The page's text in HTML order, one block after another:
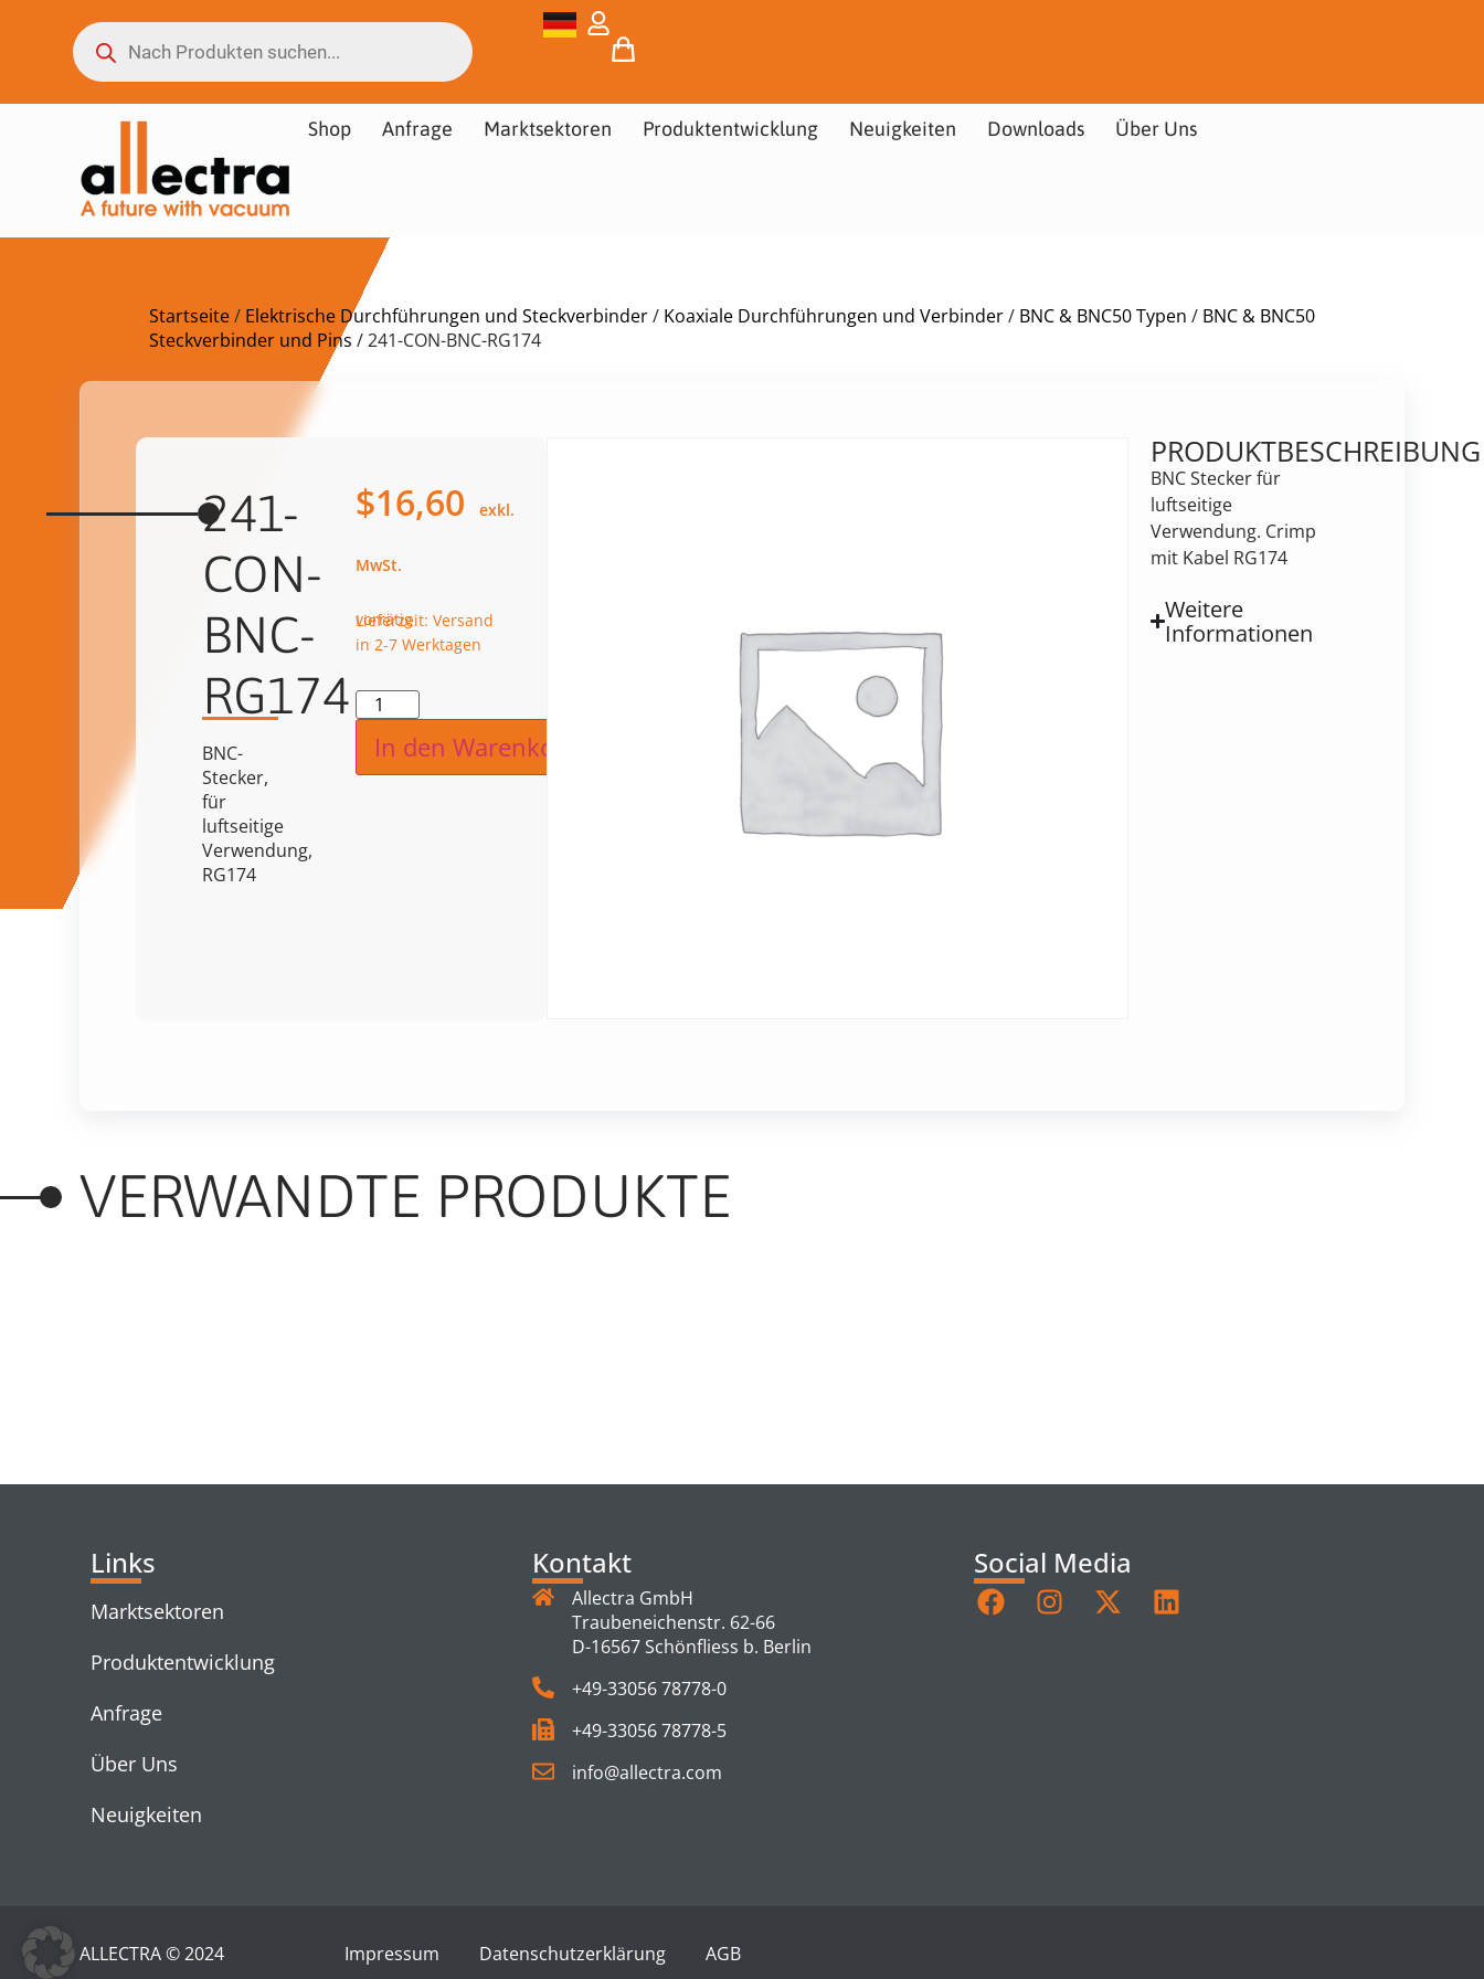
Shop Anfrage Marktsektoren Produktentwicklung Neuigkeiten Downloads Über Uns
Startseite/ Elektrische Durchführungen und Steckverbinder/ Koaxiale Durchführungen und Verbinder/ BNC & BNC50 Typen / BNC & BNC50
Steckverbinder und Pins / 241-CON-BNC-RG174
241-
CON-
BNC-
RG174
BNC-
Stecker,
für
luftseitige
Verwendung,
RG174
$16,60
vorrätig
Lieferzeit: Versand
in 2-7 Werktagen
In den Warenkorb
PRODUKTBESCHREIBUNG
BNC Stecker für
luftseitige
Verwendung. Crimp
mit Kabel RG174
Weitere
Informationen
VERWANDTE PRODUKTE
Links
Marktsektoren
Produktentwicklung
Anfrage
Über Uns
Neuigkeiten
Kontakt
Allectra GmbH
Traubeneichenstr. 62-66
D-16567 Schönfliess b. Berlin
+49-33056 78778-0
+49-33056 78778-5
info@allectra.com
Social Media
ALLECTRA © 2024 Impressum Datenschutzerklärung AGB